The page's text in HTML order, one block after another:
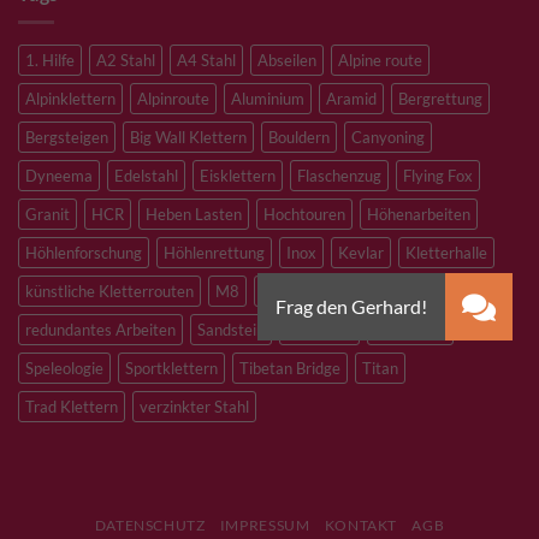
1. Hilfe A2 Stahl A4 Stahl Abseilen
Alpine route
Alpinklettern
Alpinroute Aluminium Aramid
Bergrettung
Bergsteigen
Big Wall Klettern Bouldern
Canyoning
Dyneema
Edelstahl Eisklettern Flaschenzug
Flying Fox
Granit
HCR Heben Lasten Hochtouren
Höhenarbeiten
Höhlenforschung
Höhlenrettung Inox Kevlar
Kletterhalle
künstliche Kletterrouten
M8
PLX
redundantes Arbeiten
Sandstein
Speleologie
Sportklettern Tibetan Bridge
Titan
Trad Klettern
verzinkter Stahl
DATENSCHUTZ IMPRESSUM KONTAKT AGB